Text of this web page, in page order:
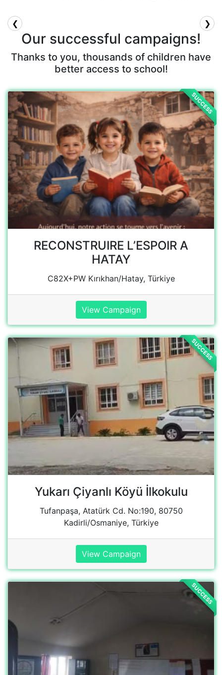
RECONSTRUIRE L’ESPOIR A
HATAY
C82X+PW Kırıkhan/Hatay, Türkiye
View Campaign
SUCCESS
Yukarı Çiyanlı Köyü İlkokulu
Tufanpaşa, Atatürk Cd. No:190, 80750
Kadirli/Osmaniye, Türkiye
View Campaign
SUCCESS
Dagbası Güvercin İlk okulu
Siverek/Şanlıurfa, Türkiye
View school